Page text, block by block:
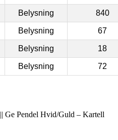
Belysning 840
Belysning 67
Belysning 18
Belysning 72
Ge Pendel Hvid/Guld – Kartell